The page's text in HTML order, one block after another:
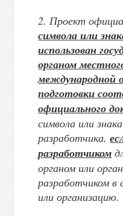
2. Проект
символа или
использован
органом
международной
подготовки
официального
символа или
разработчика,
разработчиком
органом или
разработчиком
или организацию.